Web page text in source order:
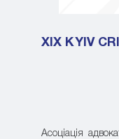
XIX KYIV
Асоціація